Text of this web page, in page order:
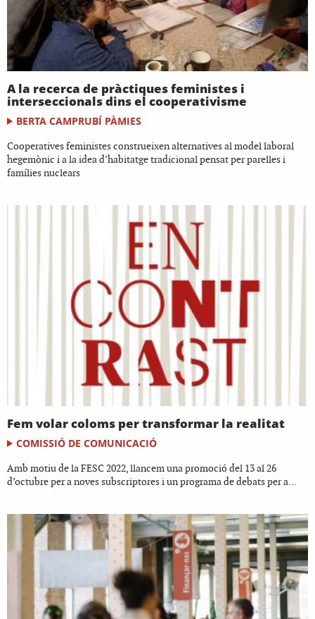
A la recerca de pràctiques feministes i
interseccionals dins el cooperativisme
BERTA CAMPRUBÍ PÀMIES
Cooperatives feministes construeixen alternatives al model laboral
hegemònic i a la idea d’habitatge tradicional pensat per parelles i
famílies nuclears
Fem volar coloms per transformar la realitat
COMISSIÓ DE COMUNICACIÓ
Amb motiu de la FESC 2022, llancem una promoció del 13 al 26
d’octubre per a noves subscriptores i un programa de debats per a...